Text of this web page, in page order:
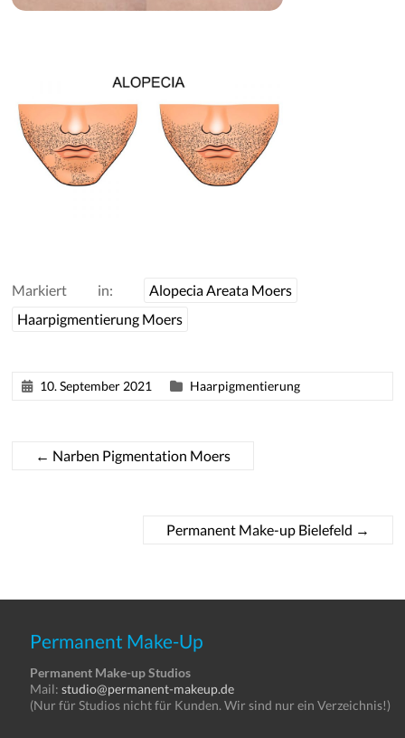
Markiert in:
Alopecia Areata Moers
Haarpigmentierung Moers
10. September 2021 Haarpigmentierung
← Narben Pigmentation Moers
Permanent Make-up Bielefeld →
Permanent Make-Up
Permanent Make-up Studios
Mail:studio@permanent-makeup.de
(Nur für Studios nicht für Kunden. Wir sind nur ein Verzeichnis!)